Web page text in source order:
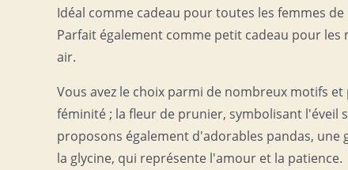
Idéal comme cadeau pour toutes les femmes
Parfait également comme petit cadeau pour les
air.
Vous avez le choix parmi de nombreux motifs
féminité ; la fleur de prunier, symbolisant l'éveil
proposons également d'adorables pandas, une
la glycine, qui représente l'amour et la patience.